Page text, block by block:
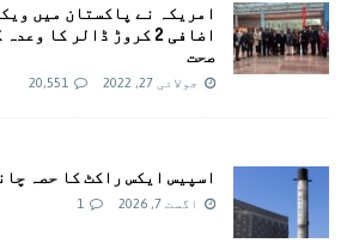
امريکہ نے پاکستان میں
اضافی 2 کروڑ ڈالر کا
صحت
جولائی 27, 2022 20,551
اسپیس ایکس راکٹ کا حصہ
اگست 7, 2026 1